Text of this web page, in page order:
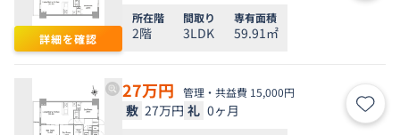
詳細を確認
所在階
2階
間取り
3LDK
専有面積
59.91㎡
27万円 管理・共益費 15,000円
敷 27万円 礼 0ヶ月 お気